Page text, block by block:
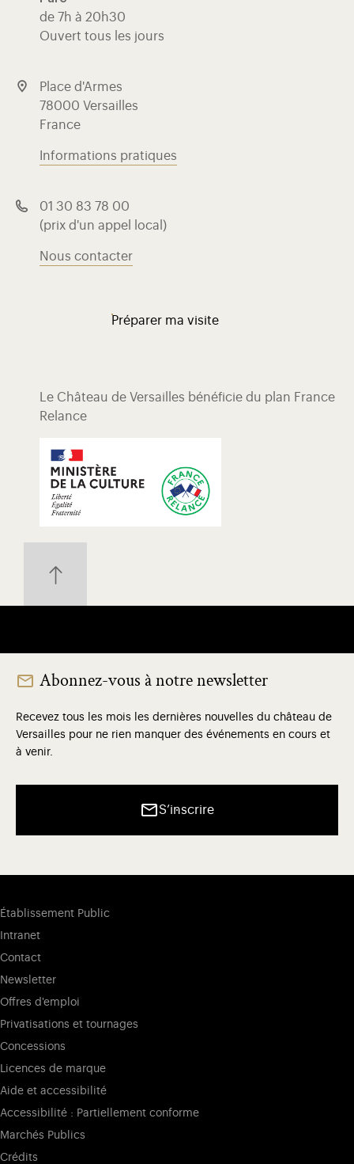
de 7h à 20h30
Ouvert tous les jours
Place d'Armes
78000 Versailles
France
Informations pratiques
01 30 83 78 00
(prix d'un appel local)
Nous contacter
Préparer ma visite
Le Château de Versailles bénéficie du plan France
Relance
Abonnez-vous à notre newsletter
Recevez tous les mois les dernières nouvelles du château de
Versailles pour ne rien manquer des événements en cours et
à venir.
S’inscrire
Établissement Public
Intranet
Contact
Newsletter
Offres d'emploi
Privatisations et tournages
Concessions
Licences de marque
Aide et accessibilité
Accessibilité : Partiellement conforme
Marchés Publics
Crédits